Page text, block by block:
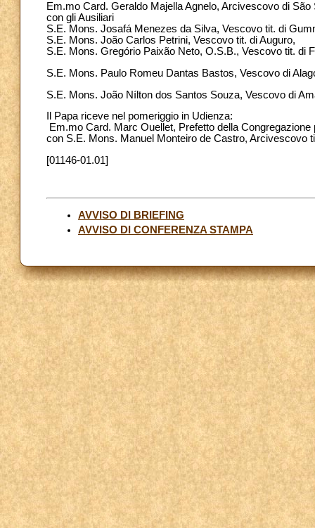
Em.mo Card. Geraldo Majella Agnelo, Arcivescovo di São
con gli Ausiliari
S.E. Mons. Josafá Menezes da Silva, Vescovo tit. di
S.E. Mons. João Carlos Petrini, Vescovo tit. di Auguro,
S.E. Mons. Gregório Paixão Neto, O.S.B., Vescovo tit. di
S.E. Mons. Paulo Romeu Dantas Bastos, Vescovo di
S.E. Mons. João Nílton dos Santos Souza, Vescovo di
Il Papa riceve nel pomeriggio in Udienza:
Em.mo Card. Marc Ouellet, Prefetto della
con S.E. Mons. Manuel Monteiro de Castro, Arcivescovo
[01146-01.01]
AVVISO DI BRIEFING
AVVISO DI CONFERENZA STAMPA